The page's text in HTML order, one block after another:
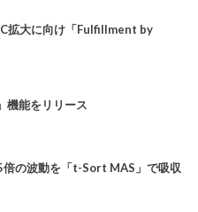
拡大に向け「Fulfillment by
機能をリリース
の波動を「t-Sort MAS」で吸収